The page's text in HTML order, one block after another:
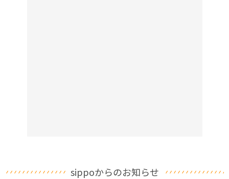
sippoからのお知らせ